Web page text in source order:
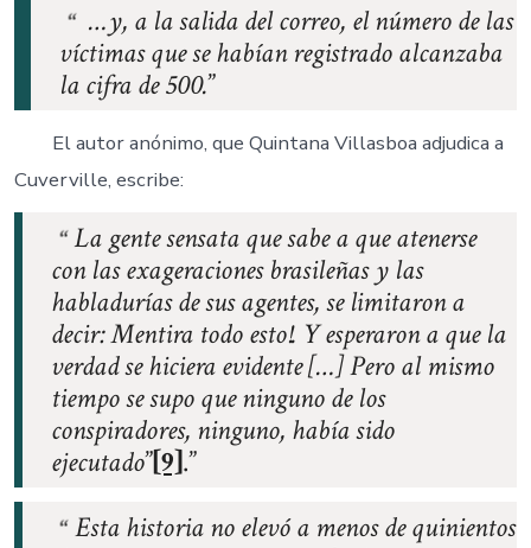
…y, a la salida del correo, el número de las
víctimas que se habían registrado alcanzaba
la cifra de 500.
El autor anónimo, que Quintana Villasboa adjudica a
Cuverville, escribe:
La gente sensata que sabe a que atenerse
con las exageraciones brasileñas y las
habladurías de sus agentes, se limitaron a
decir: Mentira todo esto!. Y esperaron a que la
verdad se hiciera evidente […] Pero al mismo
tiempo se supo que ninguno de los
conspiradores, ninguno, había sido
ejecutado”[9].
Esta historia no elevó a menos de quinientos